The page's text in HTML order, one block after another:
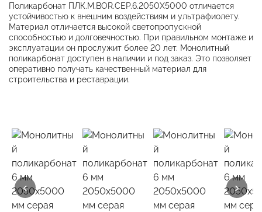
Поликарбонат ПЛК.М.BOR.СЕР.6.2050X5000 отличается
устойчивостью к внешним воздействиям и ультрафиолету.
Материал отличается высокой светопропускной
способностью и долговечностью. При правильном монтаже и
эксплуатации он прослужит более 20 лет. Монолитный
поликарбонат доступен в наличии и под заказ. Это позволяет
оперативно получать качественный материал для
строительства и реставрации.
‹ ›